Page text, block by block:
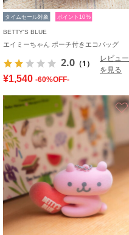
タイムセール対象 ポイント10%
BETTY'S BLUE
エイミーちゃん ポーチ付きエコバッグ
2.0 （1）
レビュー
を見る
¥1,540 -60%OFF-